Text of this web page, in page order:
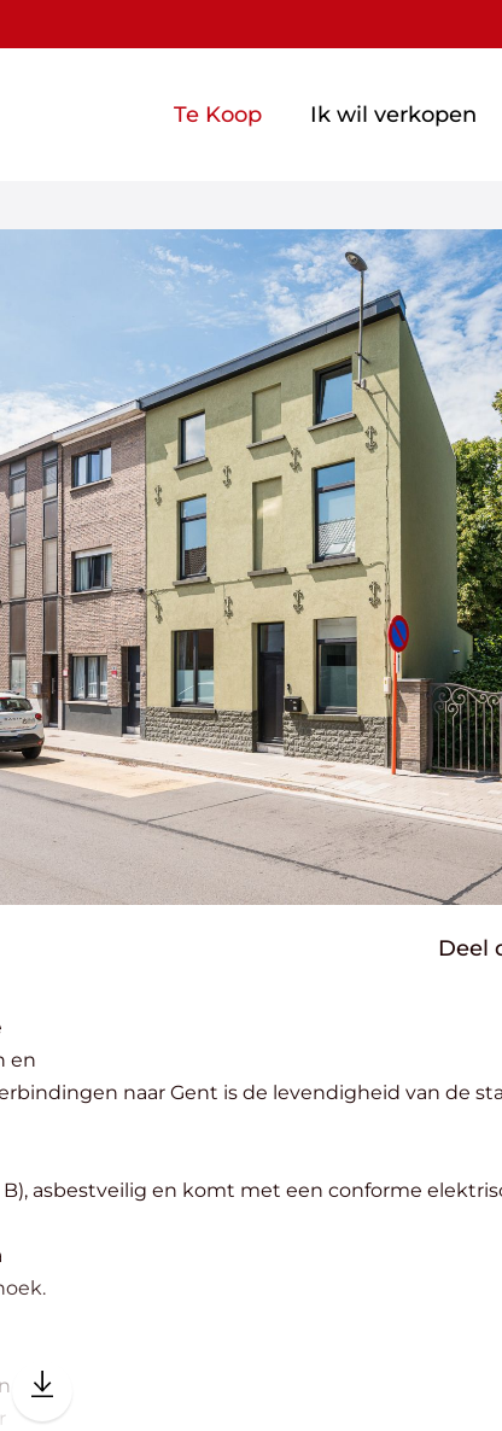
Te Koop Ik wil verkopen
Deel
en
naar Gent is de levendigheid van de
asbestveilig en komt met een conforme